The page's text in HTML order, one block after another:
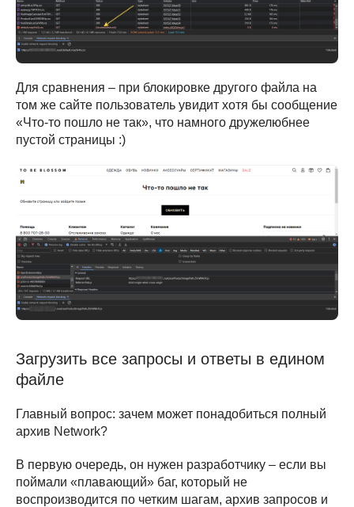
Для сравнения – при блокировке другого файла на
том же сайте пользователь увидит хотя бы сообщение
«Что-то пошло не так», что намного дружелюбнее
пустой страницы :)
Загрузить все запросы и ответы в едином
файле
Главный вопрос: зачем может понадобиться полный
архив Network?
В первую очередь, он нужен разработчику – если вы
поймали «плавающий» баг, который не
воспроизводится по четким шагам, архив запросов и